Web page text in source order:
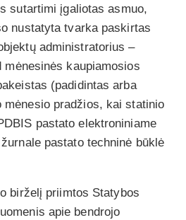
sutartimi įgaliotas asmuo,
nustatyta tvarka paskirtas
administratorius –
kaupiamosios
(padidintas arba
mėnesio pradžios, kai statinio
pastato elektroniniame
pastato techninė būklė
birželį priimtos Statybos
apie bendrojo